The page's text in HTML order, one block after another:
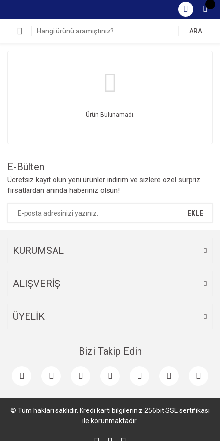
ARA
Ürün Bulunamadı.
E-Bülten
Ücretsiz kayıt olun yeni ürünler indirim ve sizlere özel sürpriz
fırsatlardan anında haberiniz olsun!
EKLE
KURUMSAL
ALIŞVERİŞ
ÜYELİK
Bizi Takip Edin
© Tüm hakları saklıdır. Kredi kartı bilgileriniz 256bit SSL sertifikası
ile korunmaktadır.